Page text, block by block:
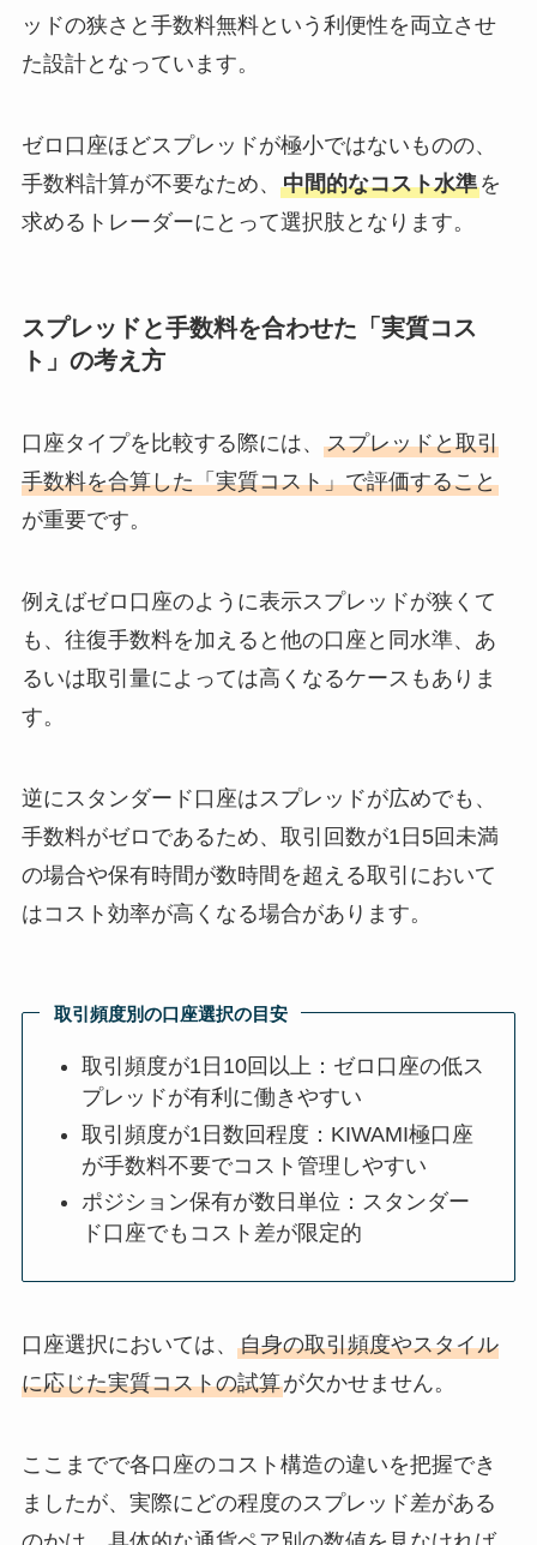
ッドの狭さと手数料無料という利便性を両立させ
た設計となっています。
ゼロ口座ほどスプレッドが極小ではないものの、
手数料計算が不要なため、 中間的なコスト水準を
求めるトレーダーにとって選択肢となります。
スプレッドと手数料を合わせた「実質コス
ト」の考え方
口座タイプを比較する際には、 スプレッドと取引
手数料を合算した「実質コスト」で評価すること
が重要です。
例えばゼロ口座のように表示スプレッドが狭くて
も、往復手数料を加えると他の口座と同水準、あ
るいは取引量によっては高くなるケースもありま
す。
逆にスタンダード口座はスプレッドが広めでも、
手数料がゼロであるため、取引回数が1日5回未満
の場合や保有時間が数時間を超える取引において
はコスト効率が高くなる場合があります。
取引頻度別の口座選択の目安
取引頻度が1日10回以上：ゼロ口座の低ス
プレッドが有利に働きやすい
取引頻度が1日数回程度：KIWAMI極口座
が手数料不要でコスト管理しやすい
ポジション保有が数日単位：スタンダー
ド口座でもコスト差が限定的
口座選択においては、 自身の取引頻度やスタイル
に応じた実質コストの試算が欠かせません。
ここまでで各口座のコスト構造の違いを把握でき
ましたが、実際にどの程度のスプレッド差がある